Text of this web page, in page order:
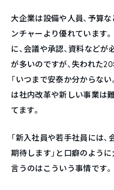
大企業は設備や人員、予算
ンチャーより優れています
に、会議や承認、資料など
が多いのですが、失われた
「いつまで安泰か分からな
は社内改革や新しい事業は
てます。
「新入社員や若手社員には
期待します」と口癖のよう
言うのはこういう事情です。